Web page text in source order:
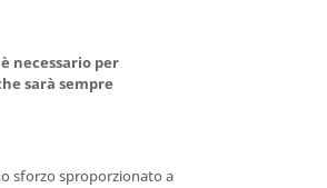
necessario per
sarà sempre
sforzo sproporzionato a